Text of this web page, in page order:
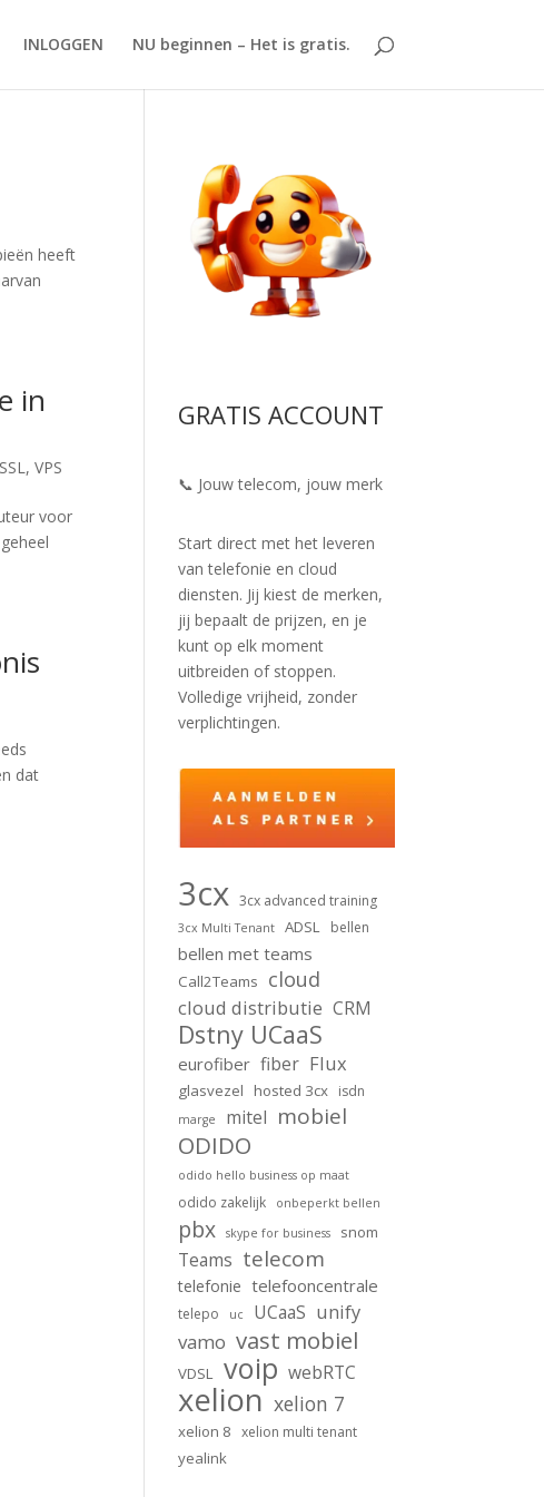
INLOGGEN NU beginnen – Het is gratis.
heeft
in
SSL,VPS
voor
dat
GRATIS ACCOUNT
📞 Jouw telecom, jouw merk
Start direct met het leveren
van telefonie en cloud
diensten. Jij kiest de merken,
jij bepaalt de prijzen, en je
kunt op elk moment
uitbreiden of stoppen.
Volledige vrijheid, zonder
verplichtingen.
3cx 3cx advanced training
3cx Multi Tenant ADSL bellen
bellen met teams
Call2Teams cloud
cloud distributie CRM
Dstny UCaaS
eurofiber fiber Flux
glasvezel hosted 3cx isdn
marge mitel mobiel
ODIDO
odido hello business op maat
odido zakelijk onbeperkt bellen
pbx skype for business snom
Teams telecom
telefonie telefooncentrale
telepo uc UCaaS unify
vamo vast mobiel
VDSL voip webRTC
xelion xelion 7
xelion 8 xelion multi tenant
yealink